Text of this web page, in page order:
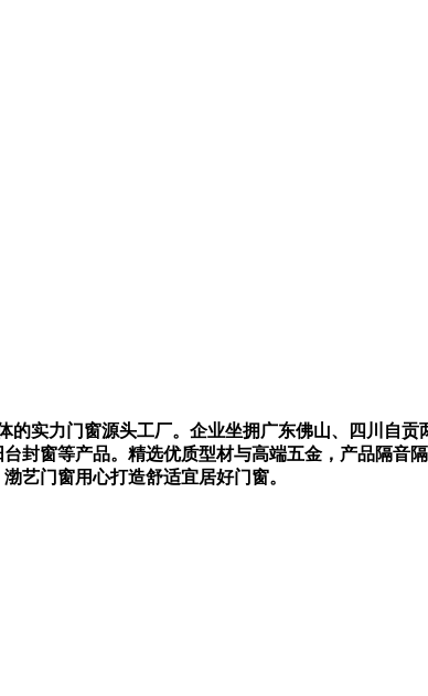
实力门窗源头工厂。企业坐拥广东佛山、四川自贡
封窗等产品。精选优质型材与高端五金，产品隔音
艺门窗用心打造舒适宜居好门窗。